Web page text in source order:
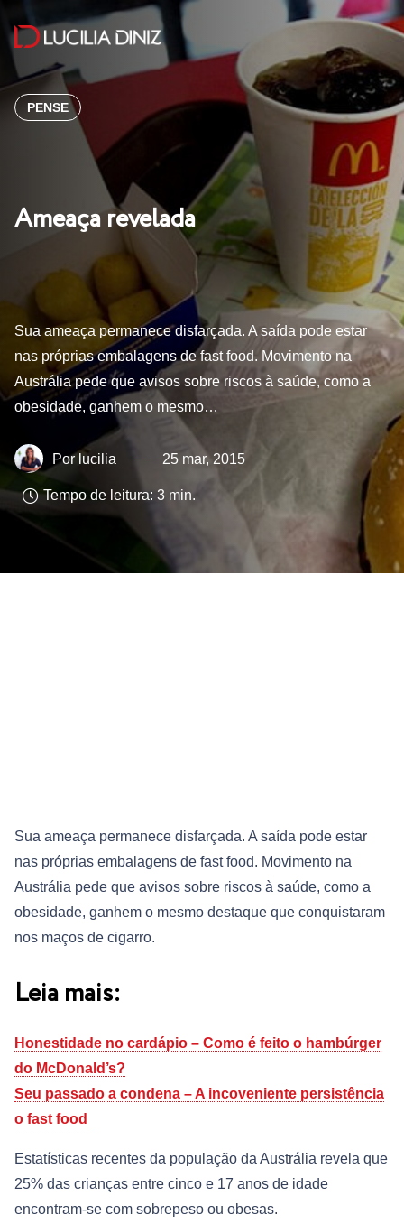
PENSE
Ameaça revelada
Sua ameaça permanece disfarçada. A saída pode estar
nas próprias embalagens de fast food. Movimento na
Austrália pede que avisos sobre riscos à saúde, como a
obesidade, ganhem o mesmo…
lucilia 25 mar, 2015
Tempo de leitura: 3 min.
Sua ameaça permanece disfarçada. A saída pode estar
nas próprias embalagens de fast food. Movimento na
Austrália pede que avisos sobre riscos à saúde, como a
obesidade, ganhem o mesmo destaque que conquistaram
nos maços de cigarro.
Leia mais:
Honestidade no cardápio – Como é feito o hambúrger
do McDonald’s?
Seu passado a condena – A incoveniente persistência
o fast food
Estatísticas recentes da população da Austrália revela que
25% das crianças entre cinco e 17 anos de idade
encontram-se com sobrepeso ou obesas.